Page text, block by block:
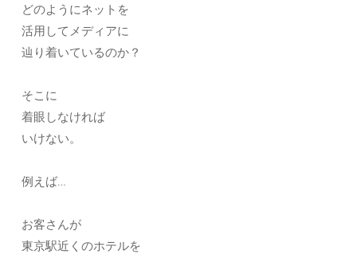
どのようにネットを
活用してメディアに
辿り着いているのか？
そこに
着眼しなければ
いけない。
例えば…
お客さんが
東京駅近くのホテルを